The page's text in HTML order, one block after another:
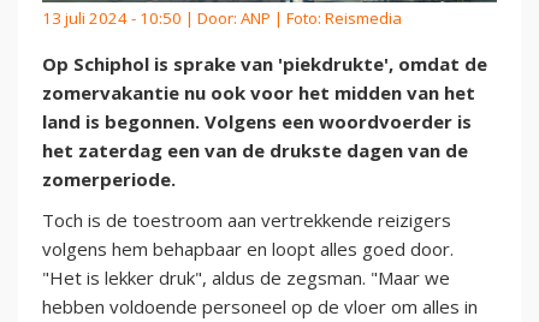
13 juli 2024 - 10:50 | Door: ANP | Foto: Reismedia
Op Schiphol is sprake van 'piekdrukte', omdat de
zomervakantie nu ook voor het midden van het
land is begonnen. Volgens een woordvoerder is
het zaterdag een van de drukste dagen van de
zomerperiode.
Toch is de toestroom aan vertrekkende reizigers
volgens hem behapbaar en loopt alles goed door.
"Het is lekker druk", aldus de zegsman. "Maar we
hebben voldoende personeel op de vloer om alles in